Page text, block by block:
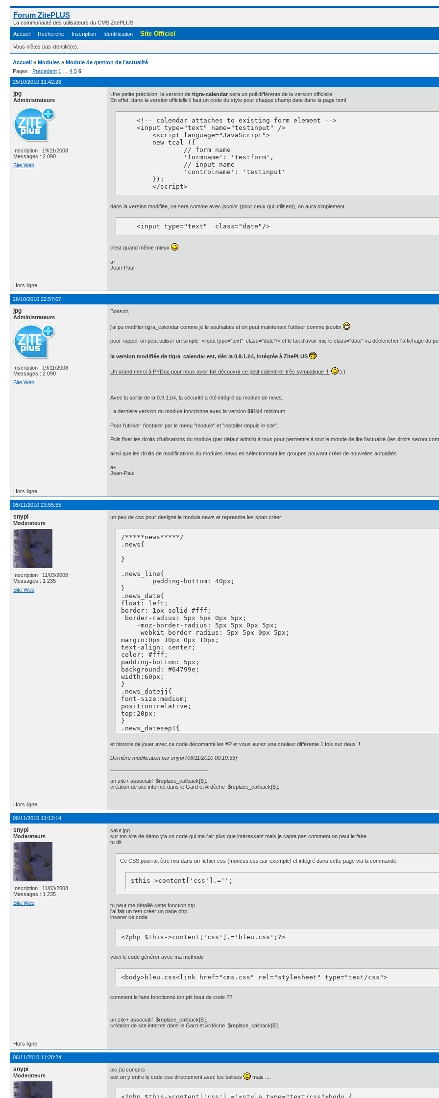
Forum ZitePLUS
La communauté des utilisateurs du CMS ZitePLUS
Accueil
Recherche Inscription Identification Site Officiel
Vous n'êtes pas identifié(e).
Accueil »Modules »Module de gestion de l'actualité
Pages :Précédent 1 4 5 6
25/10/2010 11:42:28
jpg
Administrateurs
Inscription : 19/11/2008
Messages : 2 090
Site Web
Une petite précision, la version detigra-calendar sera un poil différente de la version officielle.
En effet, dans la version officielle il faut un code du style pour chaque champ date dans la page html
    <!-- calendar attaches to existing form element -->
    <input type="text" name="testinput" />
	</script>
dans la version modifiée, ce sera comme avec jscolor (pour ceux qui utilisent), on aura simplement
    <input type="text"  class="date"/>
c'est quand même mieux
a+
Jean-Paul
Hors ligne
26/10/2010 22:57:07
jpg
Administrateurs
Inscription : 19/11/2008
Messages : 2 090
Site Web
Bonsoir,
j'ai pu modifier tigra_calendar comme je le souhaitais et on peut maintenant l'utiliser comme jscolor
pour rappel, on peut utiliser un simple <input type="text" class="date"/> et le fait d'avoir mis le class="date" va déclencher l'affichage du
la version modifiée de tigra_calendar est, dès la 0.9.1.b4, intégrée à ZitePLUS
Un grand merci à PYDou pour nous avoir fait découvrir ce petit calendrier très sympatique !!! :):)
Avec la sortie de la 0.9.1.b4, la sécurité a été intégré au module de news.
La dernière version du module fonctionne avec la version091b4 minimum
Pour l'utiliser: l'installer par le menu "module" et "installer depuis le site".
Puis fixer les droits d'utilisations du module (par défaut admin) à tous pour permettre à tout le monde de lire l'actualité (les droits seront
ainsi que les droits de modifications du modules news en sélectionnant les groupes pouvant créer de nouvelles actualités
a+
Jean-Paul
Hors ligne
05/11/2010 23:55:55
snypi
Moderateurs
Inscription : 11/03/2008
Messages : 1 235
Site Web
un peu de css pour designé le module news et reprendre les span créer
/*****news*****/
.news{
}
.news_line{
}
.news_date{
float: left;
border: 1px solid #fff;
border-radius: 5px 5px 0px 5px;
    -moz-border-radius: 5px 5px 0px 5px;
    -webkit-border-radius: 5px 5px 0px 5px;
margin:0px 10px 0px 10px;
text-align: center;
color: #fff;
padding-bottom: 5px;
background: #64799e;
width:60px;
}
.news_datejj{
font-size:medium;
position:relative;
top:20px;
}
.news_datesep1{
position:relative;
}
font-size:medium;
position:relative;
top:20px;
	display: none;
.news_dateaa{
	background-color:#891100;
float:left;
    border-radius: 5px 5px 0px 0px;
    -moz-border-radius: 5px 5px 0px 0px;
    -webkit-border-radius: 5px 5px 0px 0px;
position:relative;
top:-20px;
}
.news_title{
background: #fff;
    color: #000;
    -moz-border-radius: 5px 5px 0px 5px;
    font-family: "helvetica neue", helvetica, arial, sans-serif;
    font-size: 14px;
    letter-spacing: 1px;
    line-height: 1;
    padding: 5px 10px 5px 10px;
	color: #4162a8;
}
}
}
.news_read{
	display:none;
}
et histoire de jouer avec ce code décomanté les #P et vous aurez une couleur différente 1 fois sur deux !!
Dernière modification par snypi (06/11/2010 00:19:35)
un zite+ associatif .$replace_callback[$i].
création de site internet dans le Gard et Ardèche .$replace_callback[$i].
Hors ligne
06/11/2010 11:12:14
snypi
Moderateurs
Inscription : 11/03/2008
Messages : 1 235
Site Web
salut jpg !
sur ton site de démo y'a un code qui ma l'air plus que intéressant mais je capte pas comment on peut le faire
tu dit
Ce CSS pourrait être mis dans un fichier css (moncss.css par exemple) et intégré dans cette page via la commande:
$this->content['css'].='';
tu peut me détaillé cette fonction stp
j'ai fait un test créer un page php
inserer ce code
<?php $this->content['css'].='bleu.css';?>
voici le code générer avec ma methode
<body>bleu.css<link href="cms.css" rel="stylesheet" type="text/css">
comment le faire fonctionné ton ptit bout de code ??
un zite+ associatif .$replace_callback[$i].
création de site internet dans le Gard et Ardèche .$replace_callback[$i].
Hors ligne
06/11/2010 11:28:24
snypi
Moderateurs
oki j'ai compris
soit on y entre le code css directement avec les balises
mais ....